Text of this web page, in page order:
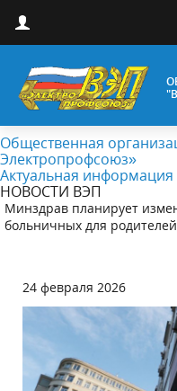
Общественная
Электропрофсоюз»
Актуальная информация
НОВОСТИ ВЭП
Минздрав планирует
больничных для родителей
24 февраля 2026